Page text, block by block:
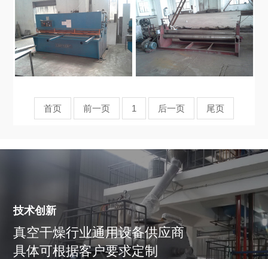
首页 前一页 1 后一页 尾页
技术创新
真空干燥行业通用设备供应商
具体可根据客户要求定制